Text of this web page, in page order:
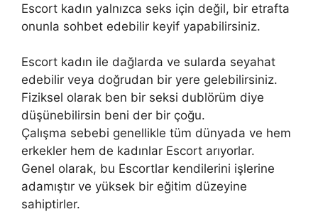
Escort kadın yalnızca seks için değil, bir etrafta
onunla sohbet edebilir keyif yapabilirsiniz.
Escort kadın ile dağlarda ve sularda seyahat
edebilir veya doğrudan bir yere gelebilirsiniz.
Fiziksel olarak ben bir seksi dublörüm diye
düşünebilirsin beni der bir çoğu.
Çalışma sebebi genellikle tüm dünyada ve hem
erkekler hem de kadınlar Escort arıyorlar.
Genel olarak, bu Escortlar kendilerini işlerine
adamıştır ve yüksek bir eğitim düzeyine
sahiptirler.